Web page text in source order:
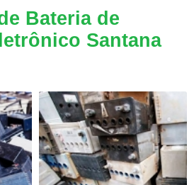
Bateria de
Santana